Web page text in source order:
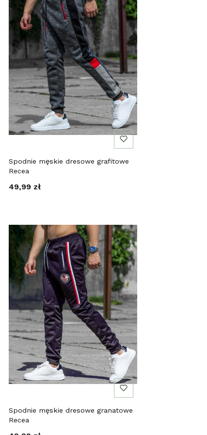
Spodnie męskie dresowe grafitowe
Recea
Cena
49,99 zł
Spodnie męskie dresowe granatowe
Recea